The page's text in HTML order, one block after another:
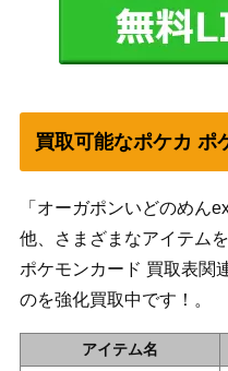
買取可能なポケカ ポ
「オーガポンいどのめん
他、さまざまなアイテム
ポケモンカード 買取表関
のを強化買取中です！。
アイテム名